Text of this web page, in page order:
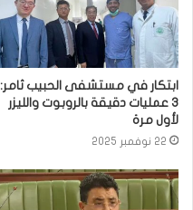
ابتكار في مستشفى الحبيب ثامر:
3 عمليات دقيقة بالروبوت والليزر
لأول مرة
22 نوفمبر 2025